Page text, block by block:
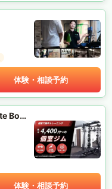
体験・相談予約
プライベートボックスフィット (Private Box Fit)
体験・相談予約